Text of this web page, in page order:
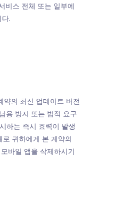
비스 전체 또는 일부에
.
의 최신 업데이트 버전
용 방지 또는 법적 요구
하는 즉시 효력이 발생
귀하에게 본 계약의
바일 앱을 삭제하시기